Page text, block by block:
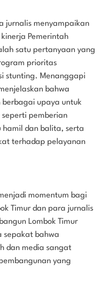
jurnalis menyampaikan
Pemerintah
satu pertanyaan yang
prioritas
stunting. Menanggapi
bahwa
upaya untuk
pemberian
hamil dan balita, serta
terhadap pelayanan
momentum bagi
Timur dan para jurnalis
Lombok Timur
sepakat bahwa
dan media sangat
yang